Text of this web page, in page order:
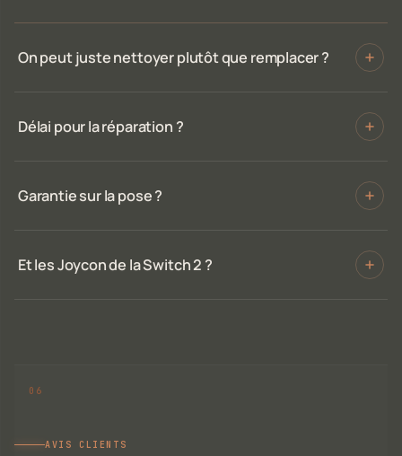
On peut juste nettoyer plutôt que remplacer ?
Délai pour la réparation ?
Garantie sur la pose ?
Et les Joycon de la Switch 2 ?
AVIS CLIENTS